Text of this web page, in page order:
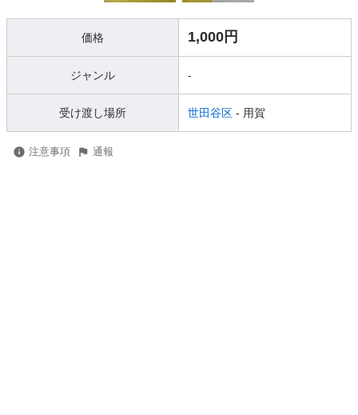
価格 1,000円
ジャンル -
受け渡し場所 世田谷区 - 用賀
注意事項 通報